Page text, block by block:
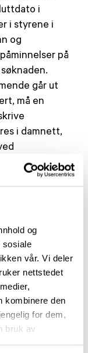
og
sosiale
vår. Vi deler
nettstedet
kombinere den
for dem,
bruk av
i
i styrene i
og
på
går ut
må en
i damnett,
dere
med en
Dam legger
helse,
til aktiviteter